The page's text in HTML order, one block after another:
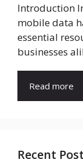
Introduction
mobile data
essential
businesses
Read more
Recent